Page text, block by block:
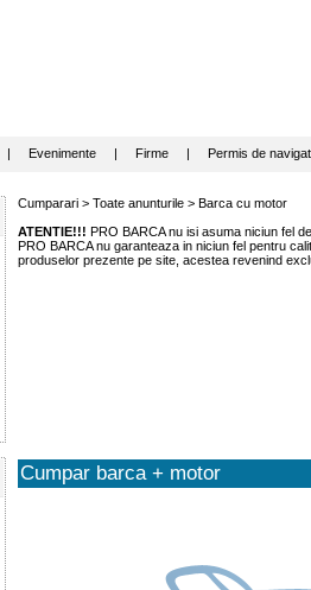
Evenimente| Firme| Permis de
Cumparari > Toate anunturile> Barca cu motor
ATENTIE!!! PRO BARCA nu isi asuma niciun fel
PRO BARCA nu garanteaza in niciun fel pentru
produselor prezente pe site, acestea revenind
Cumpar barca + motor